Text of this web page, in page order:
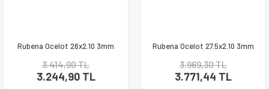
Rubena Ocelot 26x2.10 3mm
3.414,90 TL
3.244,90 TL
Rubena Ocelot 27.5x2.10 3mm
3.969,30 TL
3.771,44 TL